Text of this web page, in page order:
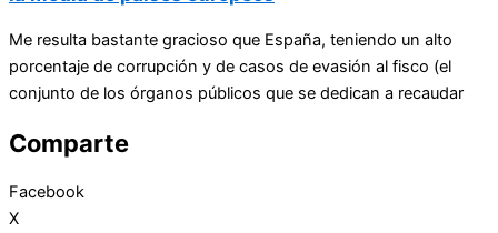
Me resulta bastante gracioso que España, teniendo un alto
porcentaje de corrupción y de casos de evasión al fisco (el
conjunto de los órganos públicos que se dedican a recaudar
Comparte
Facebook
X